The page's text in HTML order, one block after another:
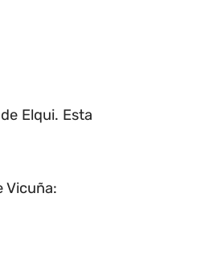
Elqui. Esta
Vicuña: